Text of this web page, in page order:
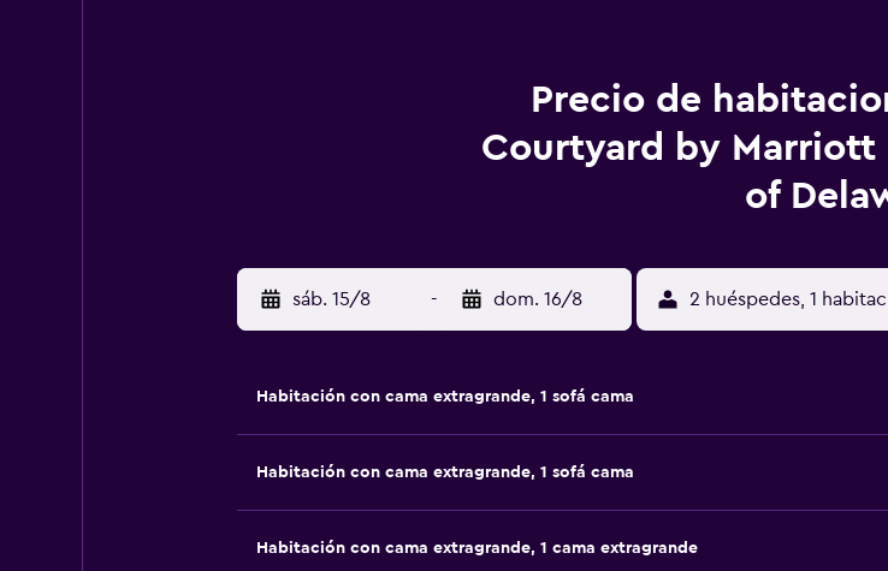
Precio de
Courtyard by Marriott
of
sáb. 15/8 - dom. 16/8 2 huéspedes, 1
Habitación con cama extragrande, 1 sofá cama
Habitación con cama extragrande, 1 sofá cama
Habitación con cama extragrande, 1 cama extragrande